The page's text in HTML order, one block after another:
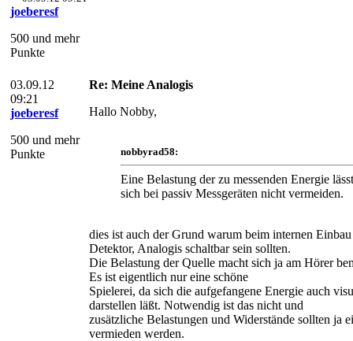
joeberesf
500 und mehr
Punkte
03.09.12
09:21
joeberesf
500 und mehr
Punkte
Re: Meine Analogis
Hallo Nobby,
nobbyrad58:
Eine Belastung der zu messenden Energie lässt
sich bei passiv Messgeräten nicht vermeiden.
dies ist auch der Grund warum beim internen
Detektor, Analogis schaltbar sein sollten.
Die Belastung der Quelle macht sich ja am Hörer
Es ist eigentlich nur eine schöne
Spielerei, da sich die aufgefangene Energie auch
darstellen läßt. Notwendig ist das nicht und
zusätzliche Belastungen und Widerstände sollten ja
vermieden werden.